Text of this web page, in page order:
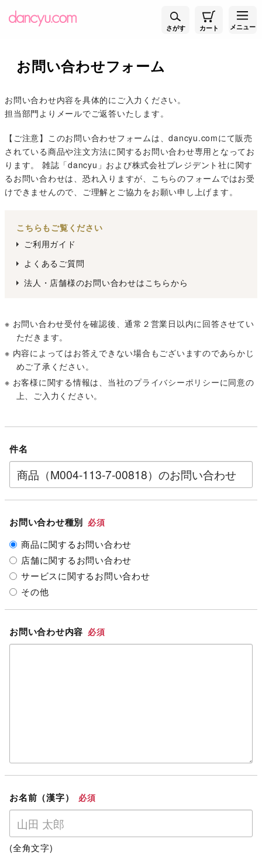
さがす カート メニュー
お問い合わせフォーム
お問い合わせ内容を具体的にご入力ください。
担当部門よりメールでご返答いたします。
【ご注意】このお問い合わせフォームは、dancyu.comにて販売
されている商品や注文方法に関するお問い合わせ専用となってお
ります。 雑誌「dancyu」および株式会社プレジデント社に関す
るお問い合わせは、恐れ入りますが、こちらのフォームではお受
けできませんので、ご理解とご協力をお願い申し上げます。
こちらもご覧ください
ご利用ガイド
よくあるご質問
法人・店舗様のお問い合わせはこちらから
※ お問い合わせ受付を確認後、通常２営業日以内に回答させてい
ただきます。
※ 内容によってはお答えできない場合もございますのであらかじ
めご了承ください。
※ お客様に関する情報は、当社のプライバシーポリシーに同意の
上、ご入力ください。
件名
お問い合わせ種別 必須
商品に関するお問い合わせ
店舗に関するお問い合わせ
サービスに関するお問い合わせ
その他
お問い合わせ内容 必須
お名前（漢字） 必須
(全角文字)